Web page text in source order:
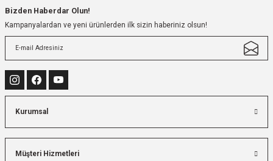
Bizden Haberdar Olun!
Kampanyalardan ve yeni ürünlerden ilk sizin haberiniz olsun!
Kurumsal
Müşteri Hizmetleri